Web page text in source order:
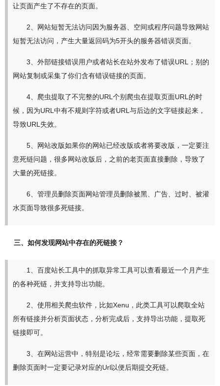
让页面产生了不存在的页面。
2、网站短暂无法访问因为服务器、空间或程序问题导致网站
短暂无法访问，产生大量返回码为5开头的服务器错误页面。
3、外部链接错误用户或者站长在站外发布了错误URL；别的
网站复制或采集了你们含有错误链接的页面。
4、爬虫提取了不完整的URL个别爬虫在提取页面URL的时
候，因为URL中有不规则字符或者URL与后边的文字链接起来，
导致URL失效。
5、网站改版如果你的网站已经改版或者将要改版，一定要注
意死链问题，很多网站改版后，之前的老页面直接删除，导致了
大量的死链接。
6、管理员删除页面网站管理员删除被黑、广告、过时、被灌
水页面导致很多死链接。
三、如何发现网站中存在的死链接？
1、百度站长工具中的抓取异常工具可以查看最近一个月产生
的各种死链，并支持导出功能。
2、使用相关爬虫软件，比如Xenu，此类工具可以爬取全站
所有链接并分析页面状态，分析完成后，支持导出功能，提取死
链接即可。
3、在网站运营中，特别是论坛，经常需要删除某些页面，在
删除页面时一定要记录对应的Url以便后期提交死链。